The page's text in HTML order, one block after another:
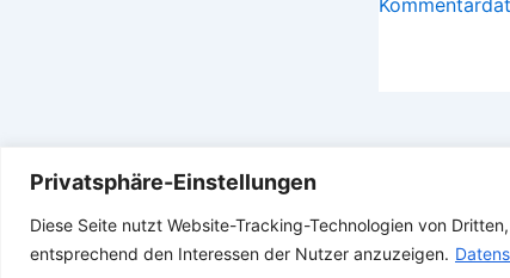
Privatsphäre-Einstellungen
Diese Seite nutzt Website-Tracking-Technologien von
entsprechend den Interessen der Nutzer anzuzeigen.